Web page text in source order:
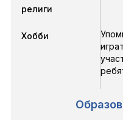
религи
Хобби